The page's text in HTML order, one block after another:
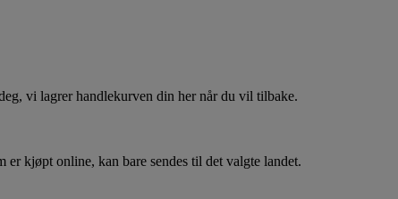
vi lagrer handlekurven din her når du vil tilbake.
kjøpt online, kan bare sendes til det valgte landet.